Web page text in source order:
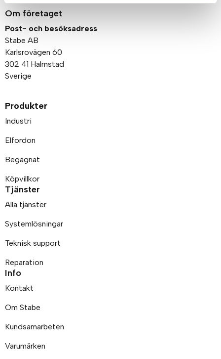
Om företaget
Post- och besöksadress
Stabe AB
Karlsrovägen 60
302 41 Halmstad
Sverige
Produkter
Industri
Elfordon
Begagnat
Köpvillkor
Tjänster
Alla tjänster
Systemlösningar
Teknisk support
Reparation
Info
Kontakt
Om Stabe
Kundsamarbeten
Varumärken